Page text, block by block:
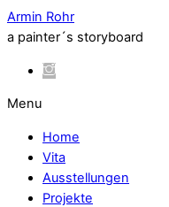
Armin Rohr
a painter´s storyboard
Menu
Home
Vita
Ausstellungen
Projekte